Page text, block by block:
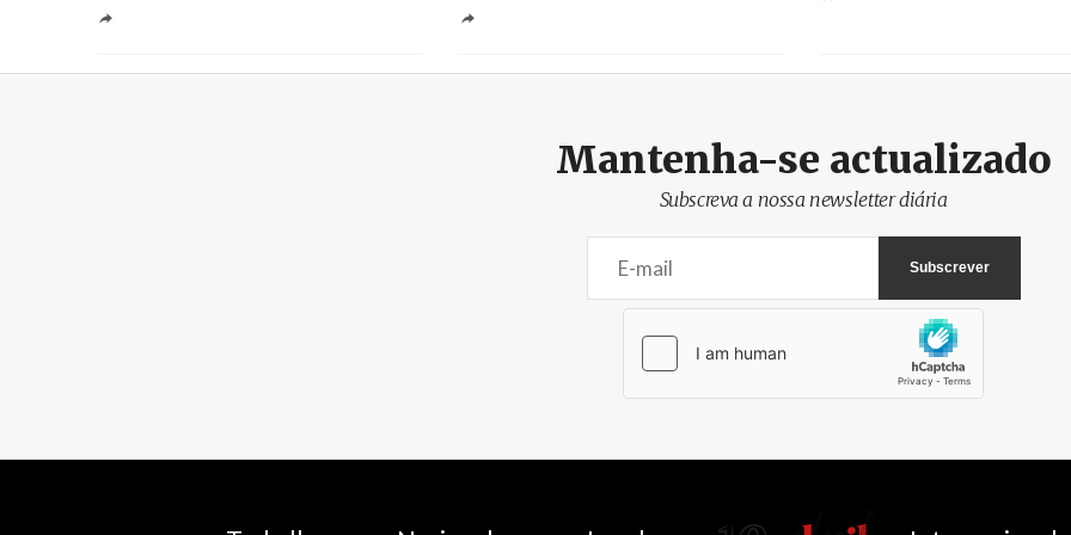
Mantenha-se actualizado
Subscreva a nossa newsletter diária
AbrilAbril